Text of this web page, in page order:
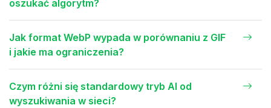
oszukać algorytm?
Jak format WebP wypada w porównaniu z GIF
i jakie ma ograniczenia?
Czym różni się standardowy tryb AI od
wyszukiwania w sieci?